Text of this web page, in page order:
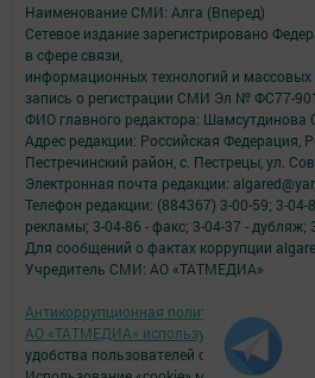
Наименование СМИ: Алга (Вперед)
Сетевое издание зарегистрировано
в сфере связи,
информационных технологий и
запись о регистрации СМИ Эл № ФС77-
ФИО главного редактора: Шамсутдинова
Адрес редакции: Российская Федерация,
Пестречинский район, с. Пестрецы, ул.
Электронная почта редакции:
Телефон редакции: (884367) 3-00-59; 3-04-
рекламы; 3-04-86 - факс; 3-04-37 - дубляж;
Для сообщений о фактах коррупции
Учредитель СМИ: АО «ТАТМЕДИА»
Антикоррупционная политика
АО «ТАТМЕДИА» использует «cookie»для
удобства пользователей сайтом.